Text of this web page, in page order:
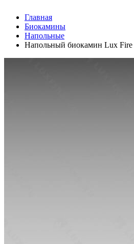
Главная
Биокамины
Напольные
Напольный биокамин Lux